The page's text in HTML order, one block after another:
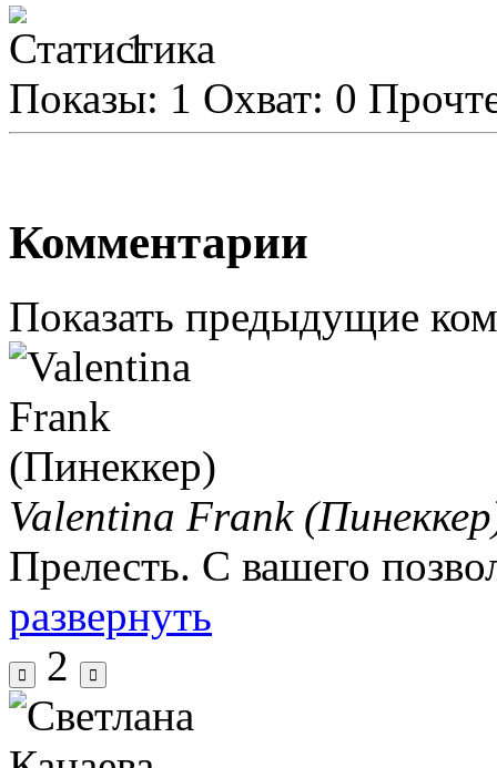
1
Показы: 1 Охват: 0
Комментарии
Показать предыдущие
Valentina Frank
Прелесть. С вашего
развернуть
2